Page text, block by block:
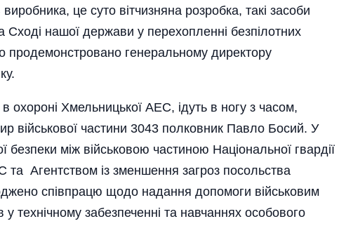
це суто вітчизняна розробка, такі засоби
нашої держави у перехопленні безпілотних
продемонстровано генеральному директору
охороні Хмельницької АЕС, ідуть в ногу з часом,
військової частини 3043 полковник Павло Босий. У
між військовою частиною Національної гвардії
та Агентством із зменшення загроз посольства
спів­працю щодо надання допомоги вій­ськовим
у технічному забезпеченні та навч­аннях особового